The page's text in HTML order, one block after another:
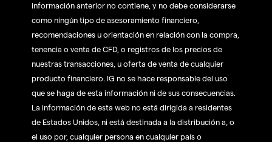
información anterior no contiene, y no debe considerarse
como ningún tipo de asesoramiento financiero,
recomendaciones u orientación en relación con la compra,
tenencia o venta de CFD, o registros de los precios de
nuestras transacciones, u oferta de venta de cualquier
producto financiero. IG no se hace responsable del uso
que se haga de esta información ni de sus consecuencias.
La información de esta web no está dirigida a residentes
de Estados Unidos, ni está destinada a la distribución a, o
el uso por, cualquier persona en cualquier país o